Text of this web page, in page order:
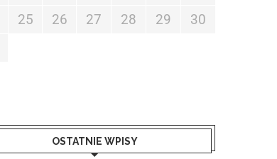
25 26 27 28 29
30
OSTATNIE WPISY